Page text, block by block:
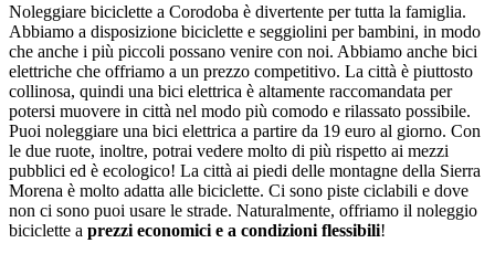
Noleggiare biciclette a Corodoba è divertente per tutta la famiglia.
Abbiamo a disposizione biciclette e seggiolini per bambini, in modo
che anche i più piccoli possano venire con noi. Abbiamo anche bici
elettriche che offriamo a un prezzo competitivo. La città è piuttosto
collinosa, quindi una bici elettrica è altamente raccomandata per
potersi muovere in città nel modo più comodo e rilassato possibile.
Puoi noleggiare una bici elettrica a partire da 19 euro al giorno. Con
le due ruote, inoltre, potrai vedere molto di più rispetto ai mezzi
pubblici ed è ecologico! La città ai piedi delle montagne della Sierra
Morena è molto adatta alle biciclette. Ci sono piste ciclabili e dove
non ci sono puoi usare le strade. Naturalmente, offriamo il noleggio
biciclette a prezzi economici e a condizioni flessibili!